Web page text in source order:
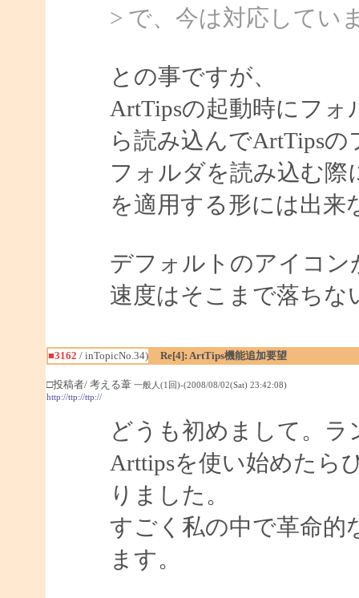
> で、今は対応してい
との事ですが、
ArtTipsの起動時にフ
ら読み込んでArtTips
フォルダを読み込む
を適用する形には出来
デフォルトのアイコ
速度はそこまで落ち
■3162 / inTopicNo.34) Re[4]: ArtTips機能追加要望
□投稿者/ 考える葦 一般人(1回)-(2008/08/02(Sat) 23:42:08)
http://ttp://ttp://
どうも初めまして。
Arttipsを使い始めたら
りました。
すごく私の中で革命的
ます。